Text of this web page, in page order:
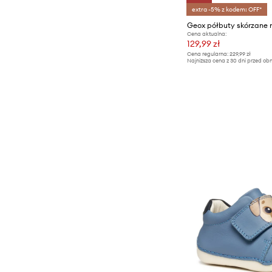
extra -5% z kodem: OFF*
Cena aktualna:
129,99 zł
Cena regularna: 229,99 zł
Najniższa cena z 30 dni przed